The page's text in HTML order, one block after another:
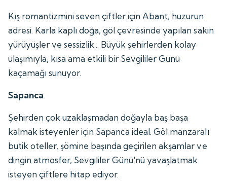
Kış romantizmini seven çiftler için Abant, huzurun
adresi. Karla kaplı doğa, göl çevresinde yapılan sakin
yürüyüşler ve sessizlik... Büyük şehirlerden kolay
ulaşımıyla, kısa ama etkili bir Sevgililer Günü
kaçamağı sunuyor.
Sapanca
Şehirden çok uzaklaşmadan doğayla baş başa
kalmak isteyenler için Sapanca ideal. Göl manzaralı
butik oteller, şömine başında geçirilen akşamlar ve
dingin atmosfer, Sevgililer Günü'nü yavaşlatmak
isteyen çiftlere hitap ediyor.